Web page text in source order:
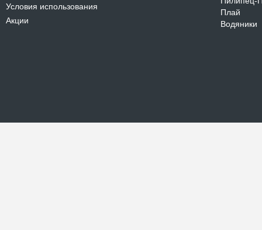
Условия использования
Акции
Плай
Водяники